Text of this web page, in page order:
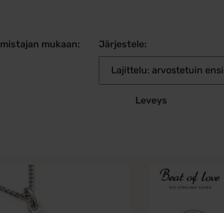
mukaan: Järjestele:
Leveys